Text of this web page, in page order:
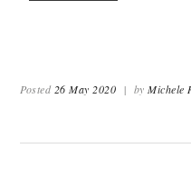
Posted 26 May 2020 | byMichele